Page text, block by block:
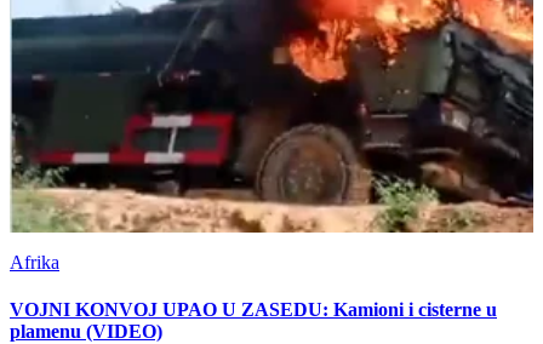
Afrika
VOJNI KONVOJ UPAO U ZASEDU: Kamioni i cisterne u
plamenu (VIDEO)